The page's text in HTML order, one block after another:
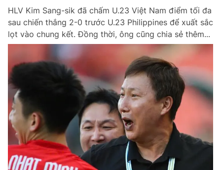
HLV Kim Sang-sik đã chấm U.23 Việt Nam điểm tối đa
sau chiến thắng 2-0 trước U.23 Philippines để xuất sắc
lọt vào chung kết. Đồng thời, ông cũng chia sẻ thêm...